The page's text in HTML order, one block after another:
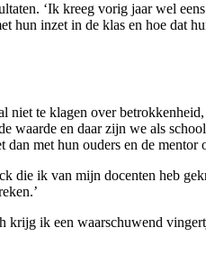
‘Ik kreeg vorig jaar wel
inzet in de klas en hoe dat
te klagen over
waarde en daar zijn we als
met hun ouders en de
ik van mijn docenten heb
krijg ik een waarschuwend